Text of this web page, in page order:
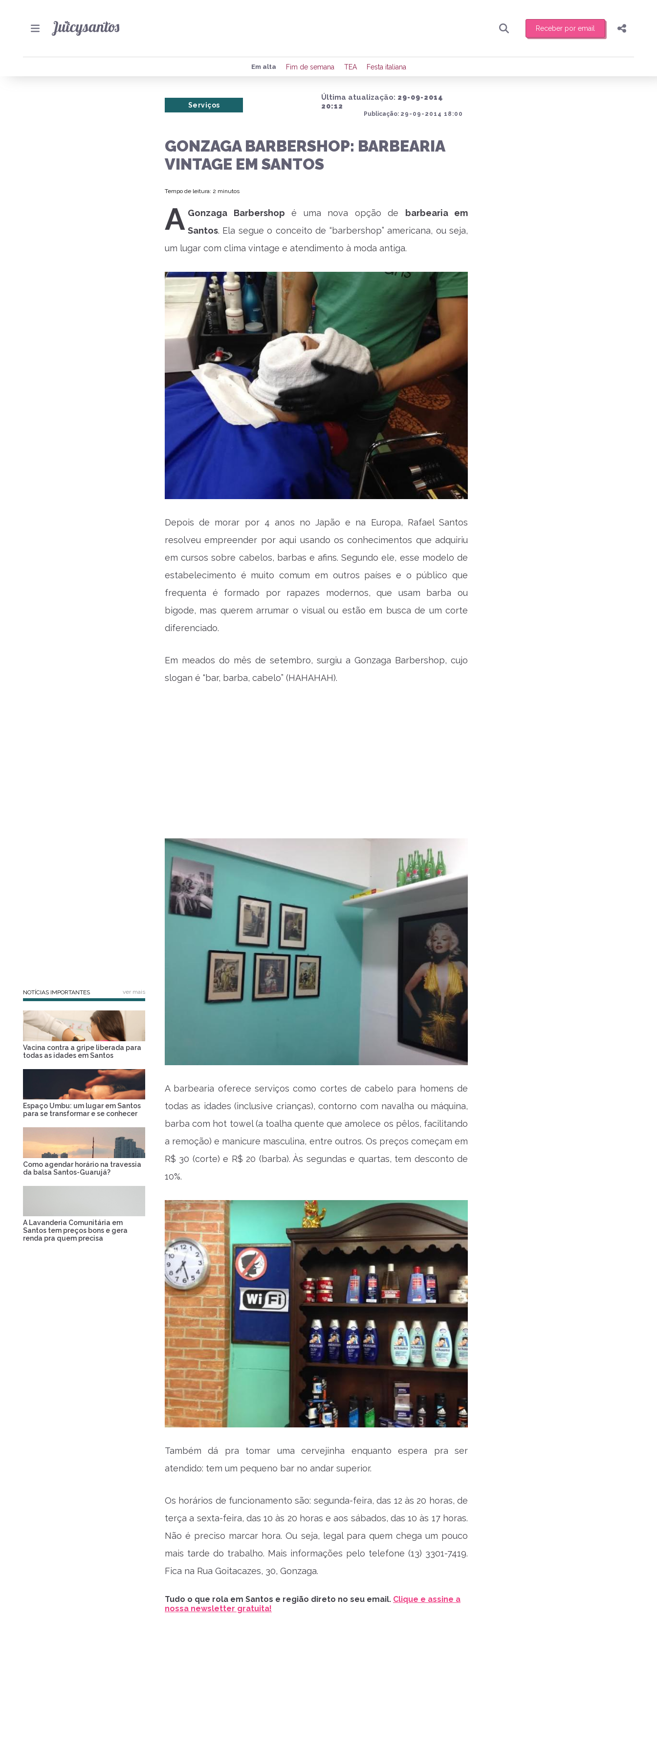
Receber por email
Preencha seus dados para receber toda sexta-feira de manhã o resumo
de eventos e notícias da região.
Compartilhar
Em alta Fim de semana TEA Festa italiana
Última atualização: 29-09-2014
20:12
Publicação: 29-09-2014 18:00
Serviços
GONZAGA BARBERSHOP: BARBEARIA
VINTAGE EM SANTOS
Tempo de leitura: 2 minutos
A Gonzaga Barbershop é uma nova opção de
barbearia em
Santos. Ela segue o conceito de “barbershop” americana, ou seja,
um lugar com clima vintage e atendimento à moda antiga.
Depois de morar por 4 anos no Japão e na Europa, Rafael Santos
resolveu empreender por aqui usando os conhecimentos que adquiriu
em cursos sobre cabelos, barbas e afins. Segundo ele, esse modelo de
estabelecimento é muito comum em outros países e o público que
frequenta é formado por rapazes modernos, que usam barba ou
bigode, mas querem arrumar o visual ou estão em busca de um corte
diferenciado.
Em meados do mês de setembro, surgiu a Gonzaga Barbershop, cujo
slogan é “bar, barba, cabelo” (HAHAHAH).
A barbearia oferece serviços como cortes de cabelo para homens de
todas as idades (inclusive crianças), contorno com navalha ou máquina,
barba com hot towel (a toalha quente que amolece os pêlos, facilitando
a remoção) e manicure masculina, entre outros. Os preços começam em
R$ 30 (corte) e R$ 20 (barba). Às segundas e quartas, tem desconto de
10%.
Também dá pra tomar uma cervejinha enquanto espera pra ser
atendido: tem um pequeno bar no andar superior.
Os horários de funcionamento são: segunda-feira, das 12 às 20 horas, de
terça a sexta-feira, das 10 às 20 horas e aos sábados, das 10 às 17 horas.
Não é preciso marcar hora. Ou seja, legal para quem chega um pouco
mais tarde do trabalho. Mais informações pelo telefone (13) 3301-7419.
Fica na Rua Goitacazes, 30, Gonzaga.
Tudo o que rola em Santos e região direto no seu email. Clique e assine a
nossa newsletter gratuita!
NOTÍCIAS IMPORTANTES ver mais
Vacina contra a gripe liberada para
todas as idades em Santos
Espaço Umbu: um lugar em Santos
para se transformar e se conhecer
Como agendar horário na travessia
da balsa Santos-Guarujá?
A Lavanderia Comunitária em
Santos tem preços bons e gera
renda pra quem precisa